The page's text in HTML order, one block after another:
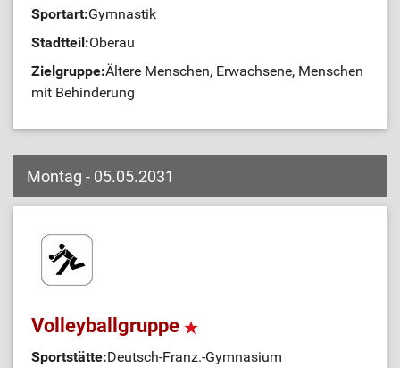
Sportart:Gymnastik
Stadtteil:Oberau
Zielgruppe:Ältere Menschen, Erwachsene, Menschen
mit Behinderung
Montag - 05.05.2031
Volleyballgruppe
Sportstätte:Deutsch-Franz.-Gymnasium